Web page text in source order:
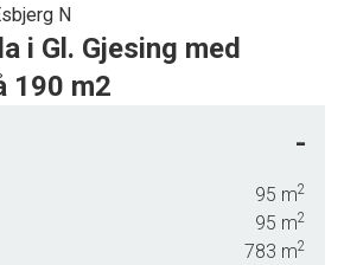
N
i Gl. Gjesing med
190 m2
tæt på skøn natur, samt gode cykelforbindelser til
indkøb.
-
95 m2
95 m2
783 m2